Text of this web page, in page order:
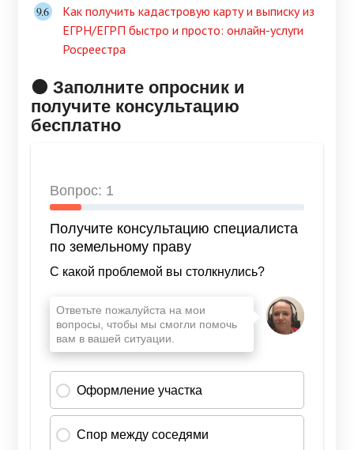
Как получить кадастровую карту и выписку из
ЕГРН/ЕГРП быстро и просто: онлайн-услуги
Росреестра
🟠 Заполните опросник и
получите консультацию
бесплатно